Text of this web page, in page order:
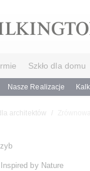
Szkło dla domu
Nasze Realizacje
architektów
by Nature